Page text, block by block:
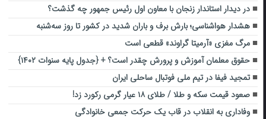
در دیدار استاندار زنجان با معاون اول رئیس جمهور چه گذشت؟
هشدار هواشناسی؛ بارش برف و باران شدید در کشور تا روز سه‌شنبه
مرگ مغزی «آرمیتا گراوند» قطعی است
حقوق معلمان آموزش و پرورش چقدر است؟ + {جدول پایه سنوات ۱۴۰۲}
تمجید فیفا در تیم ملی فوتبال ساحلی ایران
صعود قیمت سکه و طلا / طلای ۱۸ عیار گرمی رکورد زد!
وفاداری به انقلاب در قاب یک حرکت جمعی خانوادگی